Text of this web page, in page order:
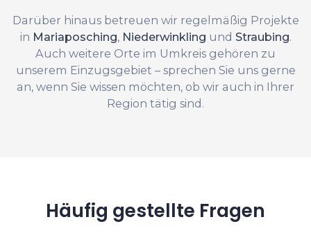
Darüber hinaus betreuen wir regelmäßig Projekte
in Mariaposching, Niederwinkling und Straubing.
Auch weitere Orte im Umkreis gehören zu
unserem Einzugsgebiet – sprechen Sie uns gerne
an, wenn Sie wissen möchten, ob wir auch in Ihrer
Region tätig sind.
Häufig gestellte Fragen